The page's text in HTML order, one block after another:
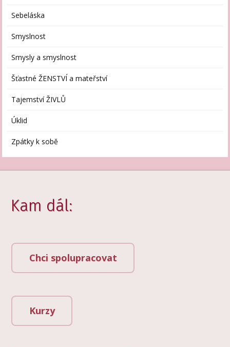
Sebeláska
Smyslnost
Smysly a smyslnost
Šťastné ŽENSTVÍ a mateřství
Tajemství ŽIVLŮ
Úklid
Zpátky k sobě
Kam dál:
Chci spolupracovat
Kurzy